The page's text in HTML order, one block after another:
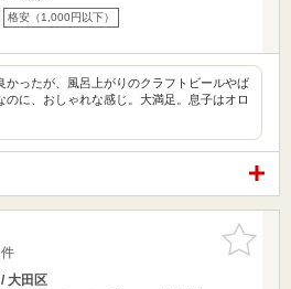
格安（1,000円以下）
かったが、風呂上がりのクラフトビールやば
のに、おしゃれな感じ。大満足。息子はオロ
お気に入
りに追加
大田区